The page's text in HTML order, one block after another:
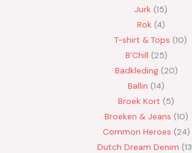
Jurk 15
Rok 4
T-shirt & Tops 10
B'Chill 25
Badkleding 20
Ballin 14
Broek Kort 5
Broeken & Jeans 10
Common Heroes 24
Dutch Dream Denim 13